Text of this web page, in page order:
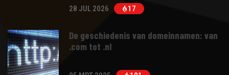
28 JUL 2026 17
De geschiedenis van domeinnamen: van
.com tot .nl